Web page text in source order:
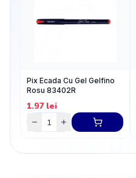
Pix Ecada Cu Gel Gelfino
Rosu 83402R
1.97lei